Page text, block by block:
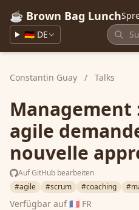
☕ Brown Bag Lunch
🇩🇪 DE
Constantin Guay / Talks
Management
agile
nouvelle
Auf GitHub bearbeiten
#agile
#scrum #coaching
Verfügbar auf🇫🇷 FR